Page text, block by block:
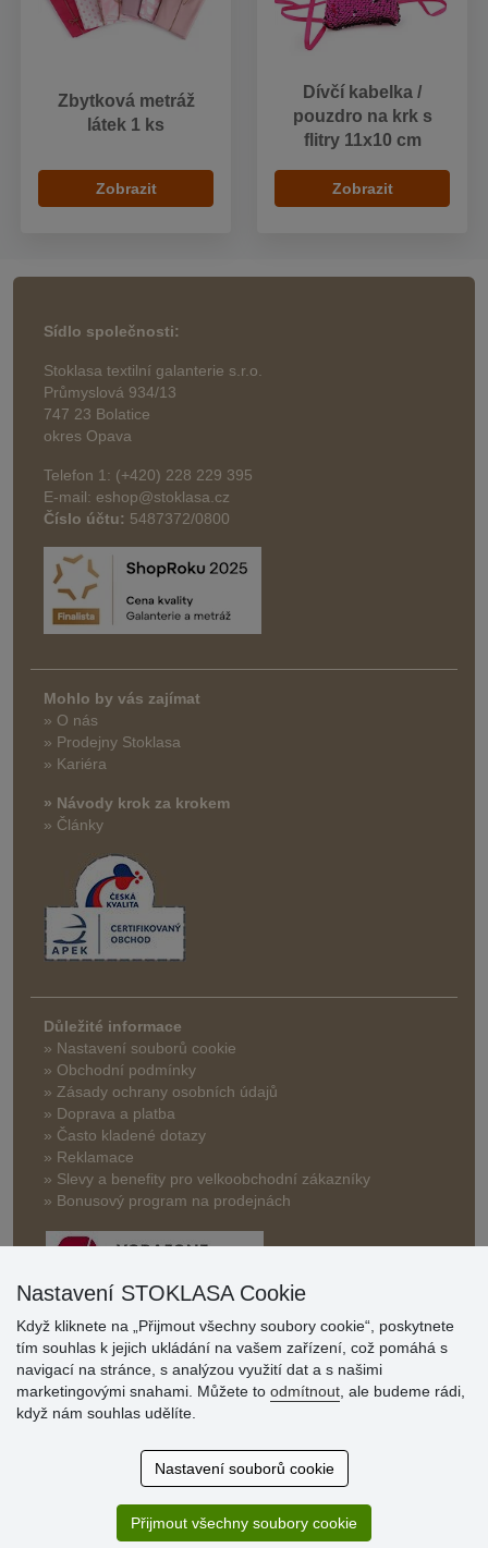
Zbytková metráž
látek 1 ks
Zobrazit
Dívčí kabelka /
pouzdro na krk s
flitry 11x10 cm
Zobrazit
Sídlo společnosti:
Stoklasa textilní galanterie s.r.o.
Průmyslová 934/13
747 23 Bolatice
okres Opava
Telefon 1: (+420) 228 229 395
E-mail: eshop@stoklasa.cz
Číslo účtu: 5487372/0800
Mohlo by vás zajímat
» O nás
» Prodejny Stoklasa
» Kariéra
» Návody krok za krokem
» Články
Důležité informace
» Nastavení souborů cookie
» Obchodní podmínky
» Zásady ochrany osobních údajů
» Doprava a platba
» Často kladené dotazy
» Reklamace
» Slevy a benefity pro velkoobchodní zákazníky
» Bonusový program na prodejnách
Hodnocení
zákazníků
Super obchod, kvalitní zboží za slušné ceny. Vřele
Sortiment za fajn ceny a hlavně super rychlé dodání. Moc
Nastavení STOKLASA Cookie
Když kliknete na „Přijmout všechny soubory cookie“, poskytnete
tím souhlas k jejich ukládání na vašem zařízení, což pomáhá s
navigací na stránce, s analýzou využití dat a s našimi
marketingovými snahami. Můžete to odmítnout , ale budeme rádi,
když nám souhlas udělíte.
Nastavení souborů cookie
Přijmout všechny soubory cookie